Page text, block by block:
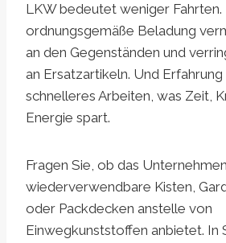
LKW bedeutet weniger Fahrten.
ordnungsgemäße Beladung
an den Gegenständen und
an Ersatzartikeln. Und
schnelleres Arbeiten, was Zeit,
Energie spart.
Fragen Sie, ob das Unternehmen
wiederverwendbare Kisten,
oder Packdecken anstelle von
Einwegkunststoffen anbietet. In